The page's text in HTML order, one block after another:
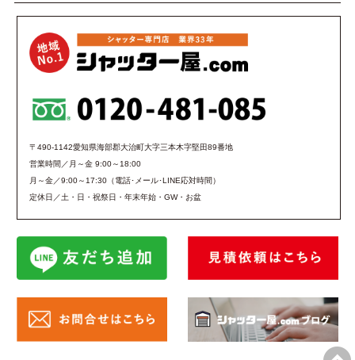
〒490-1142愛知県海部郡大治町大字三本木字堅田89番地
営業時間／月～金 9:00～18:00
月～金／9:00～17:30（電話･メール･LINE応対時間）
定休日／土・日・祝祭日・年末年始・GW・お盆